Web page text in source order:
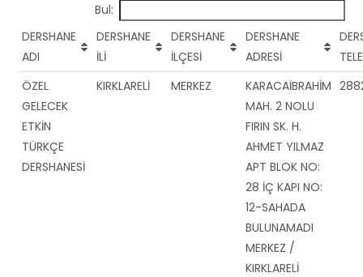
k
Bul:
DERSHANE
ADI
DERSHANE
İLİ
DERSHANE
İLÇESİ
DERSHANE
ADRESİ
ÖZEL
GELECEK
ETKİN
TÜRKÇE
DERSHANESİ
KIRKLARELİ MERKEZ
KARACAİBRAHİM
MAH. 2 NOLU
FIRIN SK. H.
AHMET YILMAZ
APT BLOK NO:
28 İÇ KAPI NO:
12-SAHADA
BULUNAMADI
MERKEZ /
KIRKLARELİ